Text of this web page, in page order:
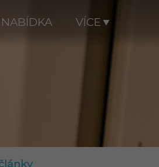
NABÍDKA VÍCE